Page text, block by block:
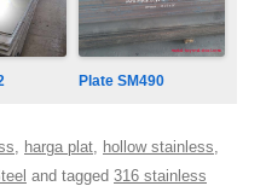
Plate SM490
, harga plat, hollow stainless,
and tagged 316 stainless